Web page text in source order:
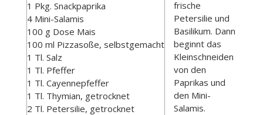
1 Pkg. Snackpaprika
4 Mini-Salamis
100 g Dose Mais
100 ml Pizzasoße, selbstgemacht
1 Tl. Salz
1 Tl. Pfeffer
1 Tl. Cayennepfeffer
1 Tl. Thymian, getrocknet
2 Tl. Petersilie, getrocknet
frische
Petersilie und
Basilikum. Dann
beginnt das
Kleinschneiden
von den
Paprikas und
den Mini-
Salamis.